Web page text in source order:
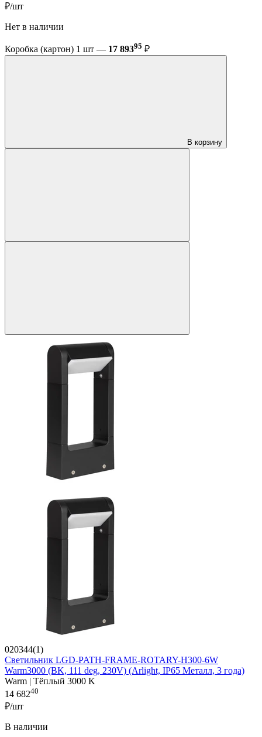
₽/шт
Нет в наличии
Коробка (картон) 1 шт — 17 89395 ₽
В корзину
020344(1)
Светильник LGD-PATH-FRAME-ROTARY-H300-6W
Warm3000 (BK, 111 deg, 230V) (Arlight, IP65 Металл, 3 года)
Warm | Тёплый 3000 K
14 68240
₽/шт
В наличии